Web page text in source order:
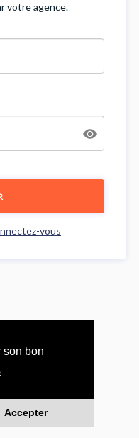
son bon
Accepter
votre agence.
vous